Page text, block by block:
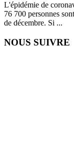
L'épidémie de
76 700 personnes
de décembre. Si ...
NOUS SUIVRE